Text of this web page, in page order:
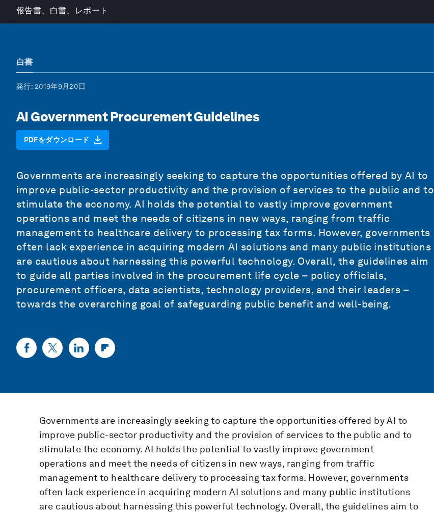
報告書、白書、レポート
白書
発行: 2019年9月20日
AI Government Procurement Guidelines
PDFをダウンロード
Governments are increasingly seeking to capture the opportunities offered by AI to
improve public-sector productivity and the provision of services to the public and to
stimulate the economy. AI holds the potential to vastly improve government
operations and meet the needs of citizens in new ways, ranging from traffic
management to healthcare delivery to processing tax forms. However, governments
often lack experience in acquiring modern AI solutions and many public institutions
are cautious about harnessing this powerful technology. Overall, the guidelines aim
to guide all parties involved in the procurement life cycle – policy officials,
procurement officers, data scientists, technology providers, and their leaders –
towards the overarching goal of safeguarding public benefit and well-being.
Governments are increasingly seeking to capture the opportunities offered by AI to
improve public-sector productivity and the provision of services to the public and to
stimulate the economy. AI holds the potential to vastly improve government
operations and meet the needs of citizens in new ways, ranging from traffic
management to healthcare delivery to processing tax forms. However, governments
often lack experience in acquiring modern AI solutions and many public institutions
are cautious about harnessing this powerful technology. Overall, the guidelines aim to